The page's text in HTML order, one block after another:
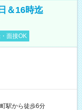
＆16時迄
面接OK
駅から徒歩6分